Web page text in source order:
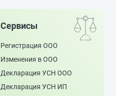
Сервисы
Регистрация ООО
Изменения в ООО
Декларация УСН ООО
Декларация УСН ИП